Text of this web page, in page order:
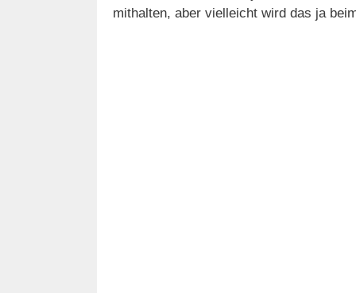
mithalten, aber vielleicht wird das ja